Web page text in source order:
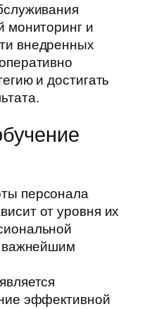
мониторинг и
внедренных
и достигать
персонала
от уровня их
важнейшим
эффективной